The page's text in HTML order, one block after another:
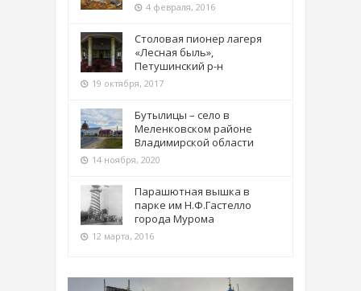
4 февраля, 2016
Столовая пионер лагеря
«Лесная быль»,
Петушинский р-н
19 октября, 2017
Бутылицы – село в
Меленковском районе
Владимирской области
14 ноября, 2020
Парашютная вышка в
парке им Н.Ф.Гастелло
города Мурома
12 марта, 2016